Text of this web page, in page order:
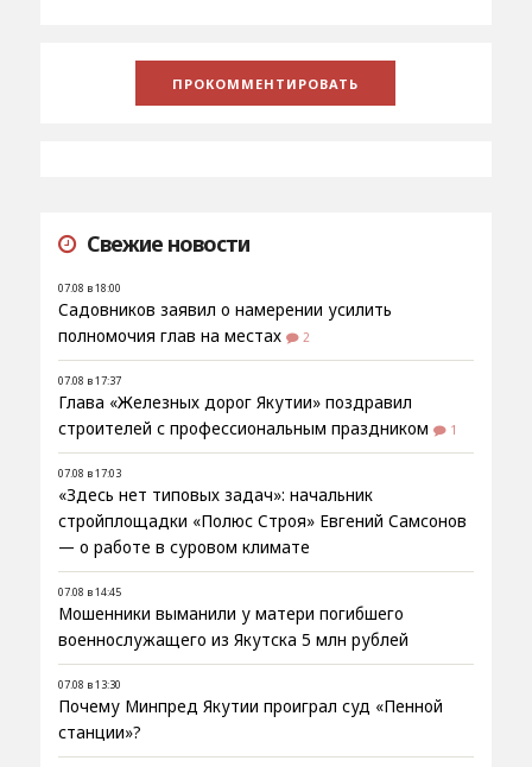
Свежие новости
07.08 в 18:00
Садовников заявил о намерении усилить
полномочия глав на местах
2
07.08 в 17:37
Глава «Железных дорог Якутии» поздравил
строителей с профессиональным праздником
1
07.08 в 17:03
«Здесь нет типовых задач»: начальник
стройплощадки «Полюс Строя» Евгений Самсонов
— о работе в суровом климате
07.08 в 14:45
Мошенники выманили у матери погибшего
военнослужащего из Якутска 5 млн рублей
07.08 в 13:30
Почему Минпред Якутии проиграл суд «Пенной
станции»?